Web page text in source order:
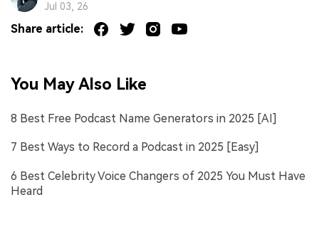
Jul 03, 26
Share article:
You May Also Like
8 Best Free Podcast Name Generators in 2025 [AI]
7 Best Ways to Record a Podcast in 2025 [Easy]
6 Best Celebrity Voice Changers of 2025 You Must Have
Heard